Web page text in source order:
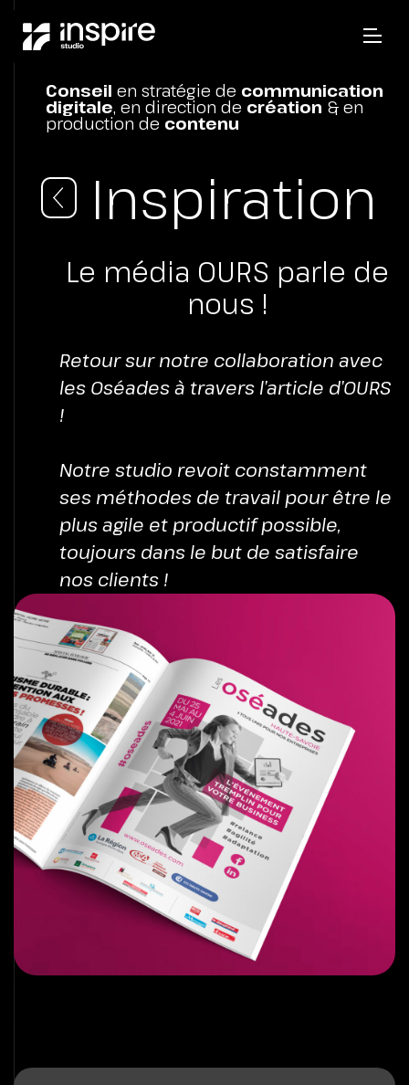
Conseil en stratégie de communication
digitale, en direction de création & en
production de contenu
Inspiration
Le média OURS parle de
nous !
Retour sur notre collaboration avec
les Oséades à travers l’article d’OURS
!
Notre studio revoit constamment
ses méthodes de travail pour être le
plus agile et productif possible,
toujours dans le but de satisfaire
nos clients !